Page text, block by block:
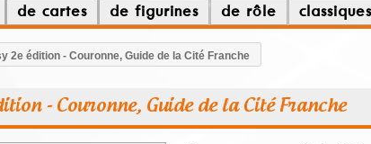
de cartes de figurines de rôle classiques
2e édition - Couronne, Guide de la Cité Franche
- Couronne, Guide de la Cité Franche